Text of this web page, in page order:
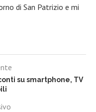
di San Patrizio e mi
su smartphone, TV